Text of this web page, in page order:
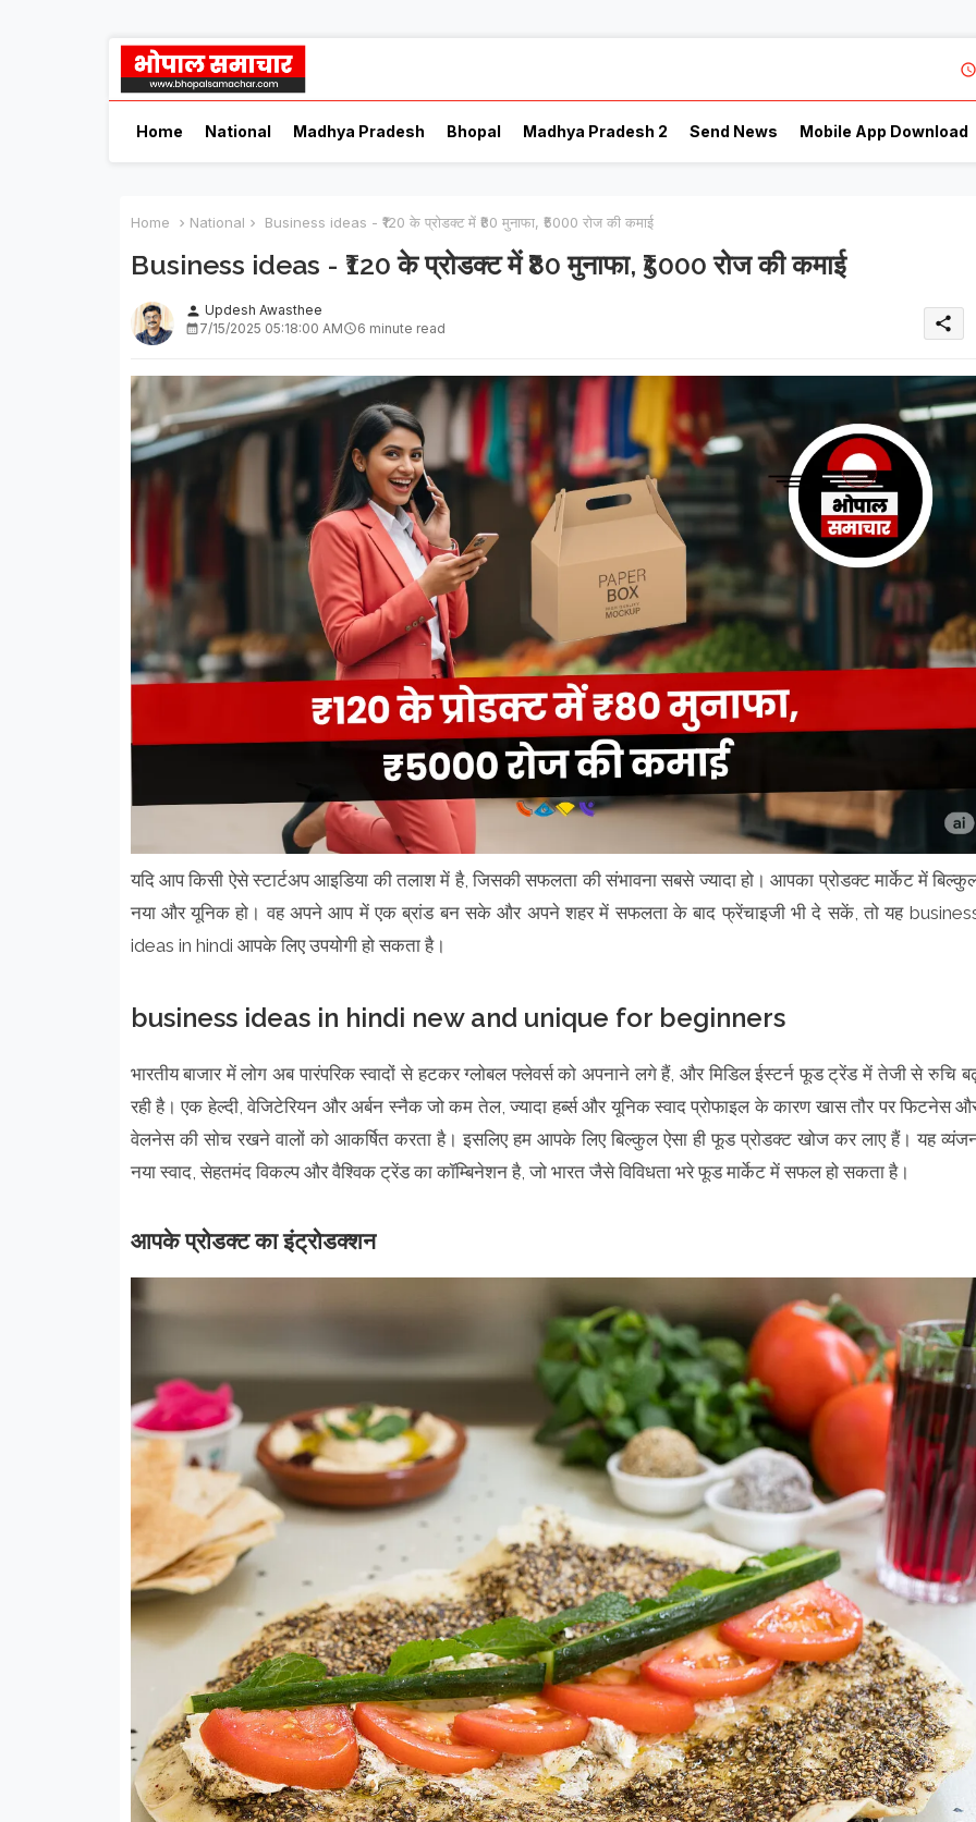
Home National Madhya Pradesh Bhopal Madhya Pradesh 2 Send News Mobile App Download
Home National Business ideas - ₹120 के प्रोडक्ट में ₹80 मुनाफा, ₹5000 रोज की कमाई
Business ideas - ₹120 के प्रोडक्ट में ₹80 मुनाफा, ₹5000 रोज की कमाई
person Updesh Awasthee
7/15/2025 05:18:00 AM
6 minute read share
यदि आप किसी ऐसे स्टार्टअप आइडिया की तलाश में है, जिसकी सफलता की संभावना सबसे ज्यादा हो। आपका प्रोडक्ट मार्केट में
नया और यूनिक हो। वह अपने आप में एक ब्रांड बन सके और अपने शहर में सफलता के बाद फ्रेंचाइजी भी दे सकें, तो यह
ideas in hindi आपके लिए उपयोगी हो सकता है।
business ideas in hindi new and unique for beginners
भारतीय बाजार में लोग अब पारंपरिक स्वादों से हटकर ग्लोबल फ्लेवर्स को अपनाने लगे हैं, और मिडिल ईस्टर्न फूड ट्रेंड में तेजी से रुचि
रही है। एक हेल्दी, वेजिटेरियन और अर्बन स्नैक जो कम तेल, ज्यादा हर्ब्स और यूनिक स्वाद प्रोफाइल के कारण खास तौर पर फिटनेस
वेलनेस की सोच रखने वालों को आकर्षित करता है। इसलिए हम आपके लिए बिल्कुल ऐसा ही फूड प्रोडक्ट खोज कर लाए हैं। यह
नया स्वाद, सेहतमंद विकल्प और वैश्विक ट्रेंड का कॉम्बिनेशन है, जो भारत जैसे विविधता भरे फूड मार्केट में सफल हो सकता है।
आपके प्रोडक्ट का इंट्रोडक्शन